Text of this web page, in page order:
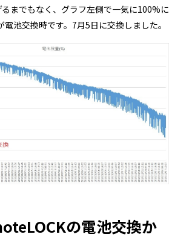
るまでもなく、グラフ左側で一気に100%に
電池交換時です。7月5日に交換しました。
の電池交換か
9j-Q
品
ュー
トナー
マーサポート
ー
シー
ウドサービス利用規約
アプリダウンロード